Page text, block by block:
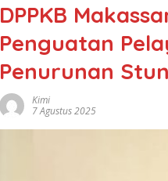
DPPKB
Penguatan
Penurunan
Kimi
7 Agustus 2025